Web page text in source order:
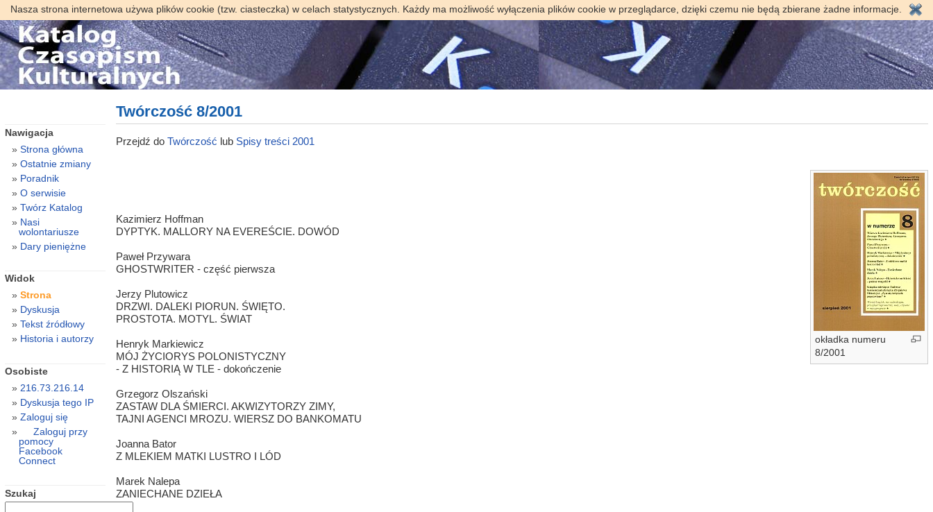
Nasza strona internetowa używa plików cookie (tzw. ciasteczka) w celach statystycznych. Każdy ma możliwość wyłączenia plików cookie w przeglądarce, dzięki czemu nie będą zbierane żadne informacje.
Twórczość 8/2001
Przejdź do Twórczość lub Spisy treści 2001
okładka numeru
8/2001
Kazimierz Hoffman
DYPTYK. MALLORY NA EVEREŚCIE. DOWÓD
Paweł Przywara
GHOSTWRITER - część pierwsza
Jerzy Plutowicz
DRZWI. DALEKI PIORUN. ŚWIĘTO.
PROSTOTA. MOTYL. ŚWIAT
Henryk Markiewicz
MÓJ ŻYCIORYS POLONISTYCZNY
- Z HISTORIĄ W TLE - dokończenie
Grzegorz Olszański
ZASTAW DLA ŚMIERCI. AKWIZYTORZY ZIMY,
TAJNI AGENCI MROZU. WIERSZ DO BANKOMATU
Joanna Bator
Z MLEKIEM MATKI LUSTRO I LÓD
Marek Nalepa
ZANIECHANE DZIEŁA
Nawigacja
Strona główna
Ostatnie zmiany
Poradnik
O serwisie
Twórz Katalog
Nasi
wolontariusze
Dary pieniężne
Widok
Strona
Dyskusja
Tekst źródłowy
Historia i autorzy
Osobiste
216.73.216.14
Dyskusja tego IP
Zaloguj się
Zaloguj przy
pomocy
Facebook
Connect
Szukaj